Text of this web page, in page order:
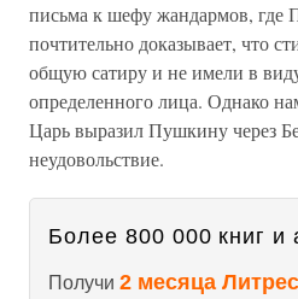
письма к шефу жандармов, где
почтительно доказывает, что
общую сатиру и не имели в
определенного лица. Однако
Царь выразил Пушкину через
неудовольствие.
Более 800 000 книг и
Получи 2 месяца